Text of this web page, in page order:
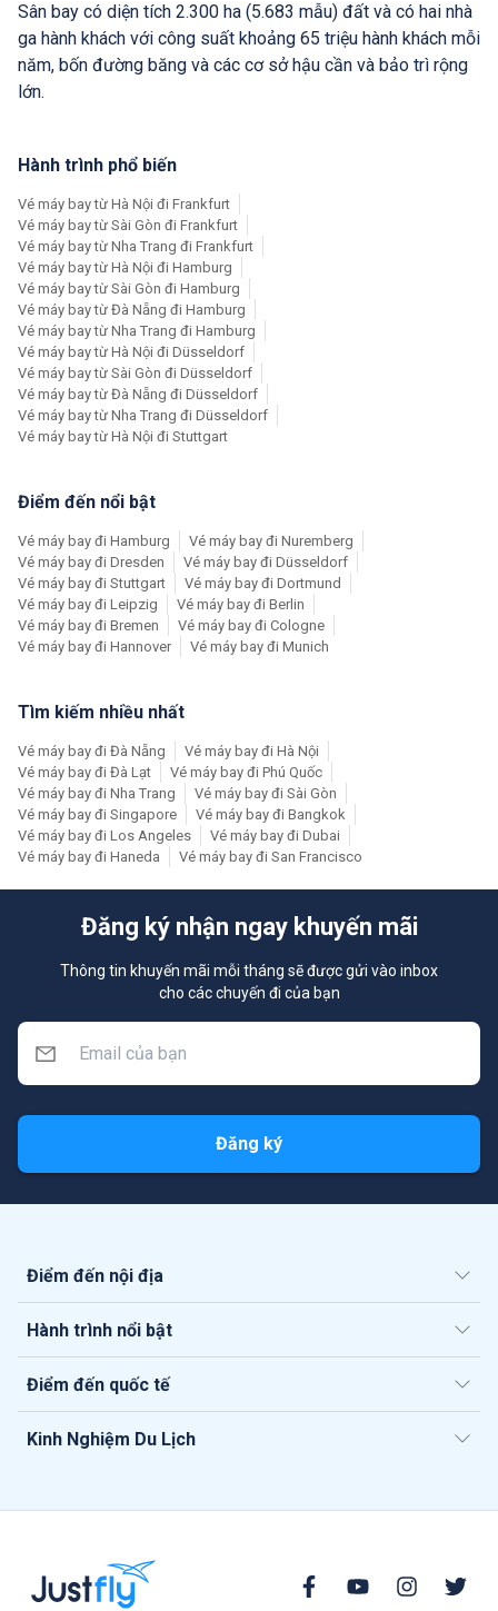
Hành trình phổ biến
Vé máy bay từ Hà Nội đi Frankfurt
Vé máy bay từ Sài Gòn đi Frankfurt
Vé máy bay từ Nha Trang đi Frankfurt
Vé máy bay từ Hà Nội đi Hamburg
Vé máy bay từ Sài Gòn đi Hamburg
Vé máy bay từ Đà Nẵng đi Hamburg
Vé máy bay từ Nha Trang đi Hamburg
Vé máy bay từ Hà Nội đi Düsseldorf
Vé máy bay từ Sài Gòn đi Düsseldorf
Vé máy bay từ Đà Nẵng đi Düsseldorf
Vé máy bay từ Nha Trang đi Düsseldorf
Vé máy bay từ Hà Nội đi Stuttgart
Điểm đến nổi bật
Vé máy bay đi Hamburg
Vé máy bay đi Nuremberg
Vé máy bay đi Dresden
Vé máy bay đi Düsseldorf
Vé máy bay đi Stuttgart
Vé máy bay đi Dortmund
Vé máy bay đi Leipzig
Vé máy bay đi Berlin
Vé máy bay đi Bremen
Vé máy bay đi Cologne
Vé máy bay đi Hannover
Vé máy bay đi Munich
Tìm kiếm nhiều nhất
Vé máy bay đi Đà Nẵng
Vé máy bay đi Hà Nội
Vé máy bay đi Đà Lạt
Vé máy bay đi Phú Quốc
Vé máy bay đi Nha Trang
Vé máy bay đi Sài Gòn
Vé máy bay đi Singapore
Vé máy bay đi Bangkok
Vé máy bay đi Los Angeles
Vé máy bay đi Dubai
Vé máy bay đi Haneda
Vé máy bay đi San Francisco
Sân bay có diện tích 2.300 ha (5.683 mẫu) đất và có hai nhà
ga hành khách với công suất khoảng 65 triệu hành khách mỗi
năm, bốn đường băng và các cơ sở hậu cần và bảo trì rộng
lớn.
Đăng ký nhận ngay khuyến mãi
Thông tin khuyến mãi mỗi tháng sẽ được gửi vào inbox
cho các chuyến đi của bạn
Đăng ký
Điểm đến nội địa
Hành trình nổi bật
Điểm đến quốc tế
Kinh Nghiệm Du Lịch